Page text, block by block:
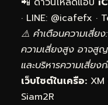
· LINE: @icafefx ·
⚠️ คำเตือนความเสี่ย
ความเสี่ยงสูง อาจสู
และบริหารความเสี่ย
เว็บไซต์ในเครือ:
Siam2R